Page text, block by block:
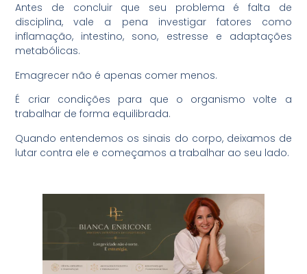
Antes de concluir que seu problema é falta de
disciplina, vale a pena investigar fatores como
inflamação, intestino, sono, estresse e adaptações
metabólicas.
Emagrecer não é apenas comer menos.
É criar condições para que o organismo volte a
trabalhar de forma equilibrada.
Quando entendemos os sinais do corpo, deixamos de
lutar contra ele e começamos a trabalhar ao seu lado.